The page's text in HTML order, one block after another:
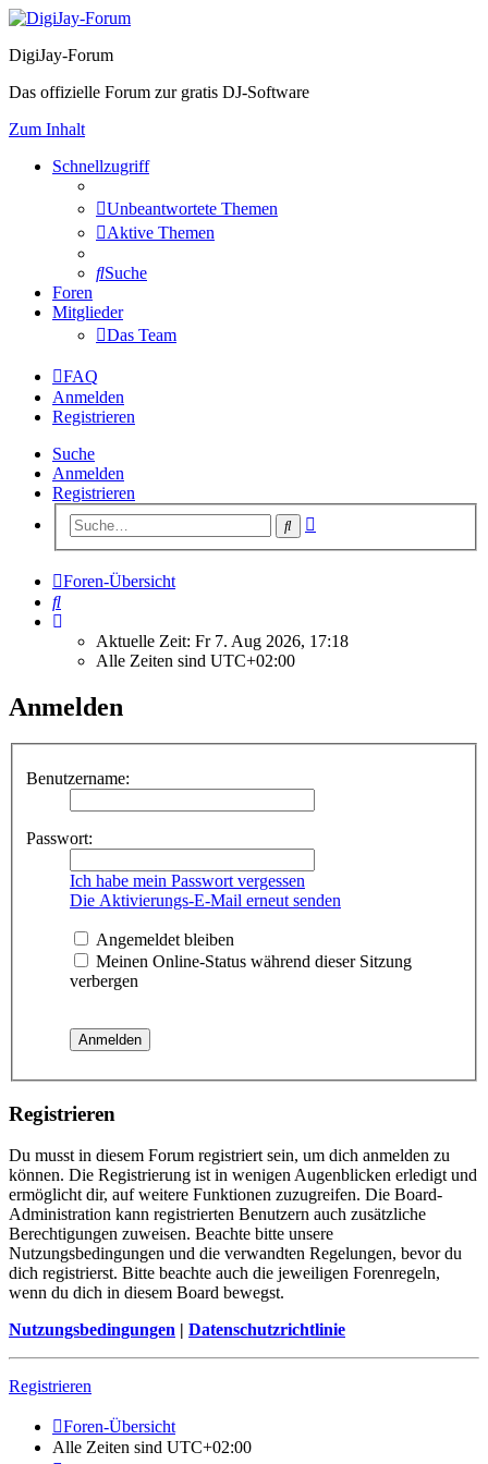
DigiJay-Forum
Das offizielle Forum zur gratis DJ-Software
Zum Inhalt
Schnellzugriff
Unbeantwortete Themen
Aktive Themen
Suche
Foren
Mitglieder
Das Team
FAQ
Anmelden
Registrieren
Suche
Anmelden
Registrieren
Suche
Foren-Übersicht
Suche
Aktuelle Zeit: Fr 7. Aug 2026, 17:18
Alle Zeiten sind UTC+02:00
Anmelden
Benutzername:
Passwort:
Ich habe mein Passwort vergessen
Die Aktivierungs-E-Mail erneut senden
Angemeldet bleiben
Meinen Online-Status während dieser Sitzung
verbergen
Registrieren
Du musst in diesem Forum registriert sein, um dich anmelden zu
können. Die Registrierung ist in wenigen Augenblicken erledigt und
ermöglicht dir, auf weitere Funktionen zuzugreifen. Die Board-
Administration kann registrierten Benutzern auch zusätzliche
Berechtigungen zuweisen. Beachte bitte unsere
Nutzungsbedingungen und die verwandten Regelungen, bevor du
dich registrierst. Bitte beachte auch die jeweiligen Forenregeln,
wenn du dich in diesem Board bewegst.
Nutzungsbedingungen | Datenschutzrichtlinie
Registrieren
Foren-Übersicht
Alle Zeiten sind UTC+02:00